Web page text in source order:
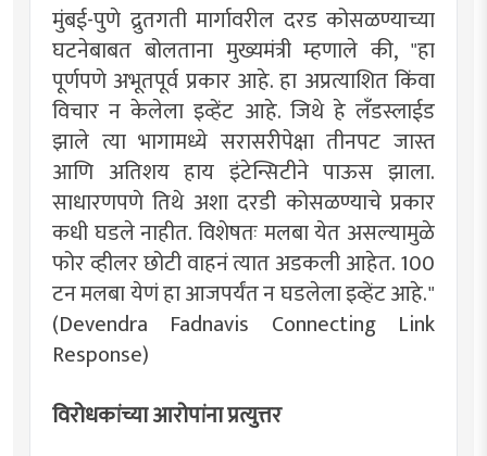
मुंबई-पुणे द्रुतगती मार्गावरील दरड कोसळण्याच्या
घटनेबाबत बोलताना मुख्यमंत्री म्हणाले की, "हा
पूर्णपणे अभूतपूर्व प्रकार आहे. हा अप्रत्याशित किंवा
विचार न केलेला इव्हेंट आहे. जिथे हे लँडस्लाईड
झाले त्या भागामध्ये सरासरीपेक्षा तीनपट जास्त
आणि अतिशय हाय इंटेन्सिटीने पाऊस झाला.
साधारणपणे तिथे अशा दरडी कोसळण्याचे प्रकार
कधी घडले नाहीत. विशेषतः मलबा येत असल्यामुळे
फोर व्हीलर छोटी वाहनं त्यात अडकली आहेत. 100
टन मलबा येणं हा आजपर्यंत न घडलेला इव्हेंट आहे."
(Devendra Fadnavis Connecting Link
Response)
विरोधकांच्या आरोपांना प्रत्युत्तर